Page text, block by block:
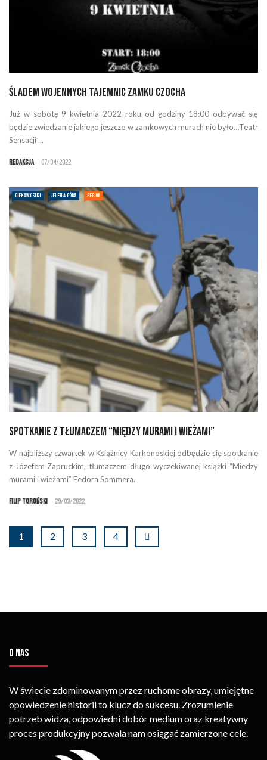
Śladem Wojennych Tajemnic Zamku Czocha
Już w sobotę 9 kwietnia 2022 roku od godziny 18:00 odbywać się
będzie zwiedzanie jakiego jeszcze w zamkowych murach nie było…Teatr
Sensacji ...
Redakcja 07/04/2022
CIEKAWOSTKI JELENIA GÓRA REGION
Spotkanie z tłumaczem “Między murami i wieżami”
W najbliższy czwartek w Książnicy Karkonoskiej odbędzie się spotkanie
z Józefem Zapruckim, tłumaczem długo wyczekiwanej książki “Miedzy
murami i wieżami” Fedora Sommera.
Filip Toroński 29/03/2022
1 2 3 4
O NAS
W świecie zdominowanym przez ruchome obrazy, umiejętne
opowiedzenie historii to klucz do sukcesu. Zrozumienie
potrzeb widza, odpowiedni dobór medium oraz kreatywny
proces produkcyjny pozwala nam osiągać zamierzone cele.